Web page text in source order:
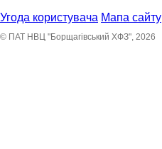
Угода користувача Мапа сайту
© ПАТ НВЦ "Борщагівський ХФЗ", 2026